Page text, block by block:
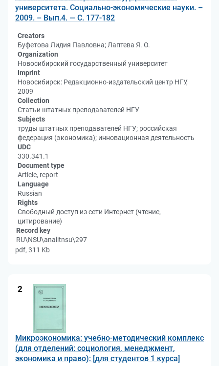
университета. Социально-экономические науки. –
2009. – Вып.4. — С. 177-182
Creators
Буфетова Лидия Павловна; Лаптева Я. О.
Organization
Новосибирский государственный университет
Imprint
Новосибирск: Редакционно-издательский центр НГУ,
2009
Collection
Статьи штатных преподавателей НГУ
Subjects
труды штатных преподавателей НГУ; российская
федерация (экономика); инновационная деятельность
UDC
330.341.1
Document type
Article, report
Language
Russian
Rights
Свободный доступ из сети Интернет (чтение,
цитирование)
Record key
RU\NSU\analitnsu\297
pdf, 311 Kb
2
Микроэкономика: учебно-методический комплекс
(для отделений: социология, менеджмент,
экономика и право): [для студентов 1 курса]